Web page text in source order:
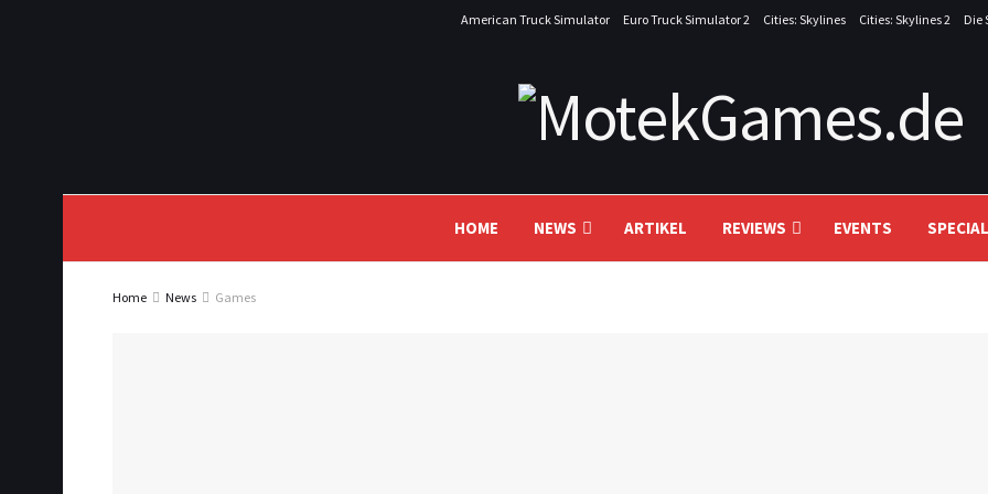
American Truck Simulator Euro Truck Simulator 2 Cities: Skylines Cities: Skylines 2 Die
HOME NEWS ARTIKEL REVIEWS EVENTS
Home News Games